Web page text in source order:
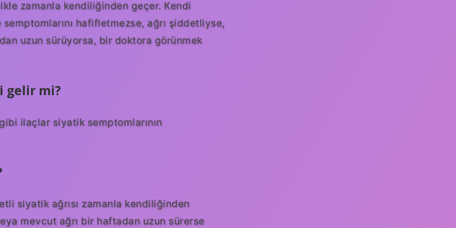
zamanla kendiliğinden geçer. Kendi
hafifletmezse, ağrı şiddetliyse,
uzun sürüyorsa, bir doktora görünmek
gelir mi?
ilaçlar siyatik semptomlarının
siyatik ağrısı zamanla kendiliğinden
mevcut ağrı bir haftadan uzun sürerse